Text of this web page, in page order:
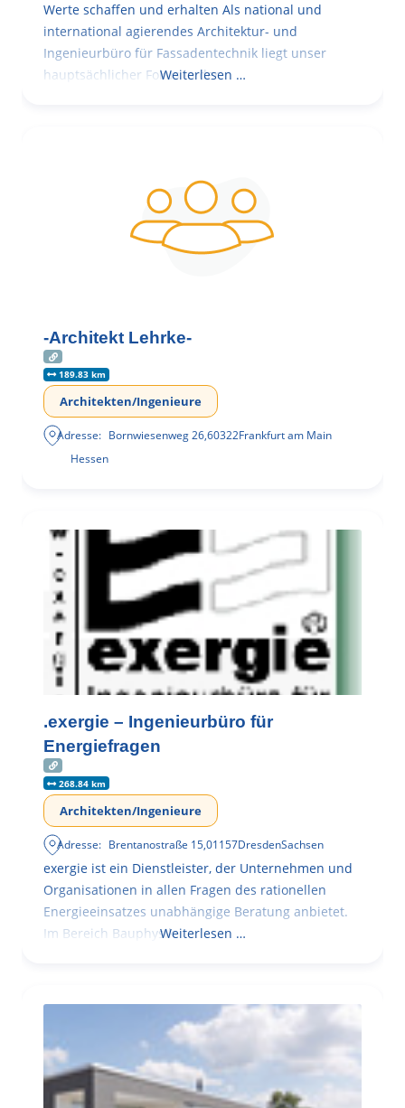
Werte schaffen und erhalten Als national und
international agierendes Architektur- und
Ingenieurbüro für Fassadentechnik liegt unser
hauptsächlicher Fokus in der
Weiterlesen …
-Architekt Lehrke-
189.83 km
Architekten/Ingenieure
Adresse: Bornwiesenweg 26,60322Frankfurt am Main
Hessen
.exergie – Ingenieurbüro für
Energiefragen
268.84 km
Architekten/Ingenieure
Adresse: Brentanostraße 15,01157DresdenSachsen
exergie ist ein Dienstleister, der Unternehmen und
Organisationen in allen Fragen des rationellen
Energieeinsatzes unabhängige Beratung anbietet.
Im Bereich BauphysikWeiterlesen …